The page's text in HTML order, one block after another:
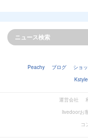
Peachy ブログ ショ
Kstyle
運営会社
livedoorお
コ